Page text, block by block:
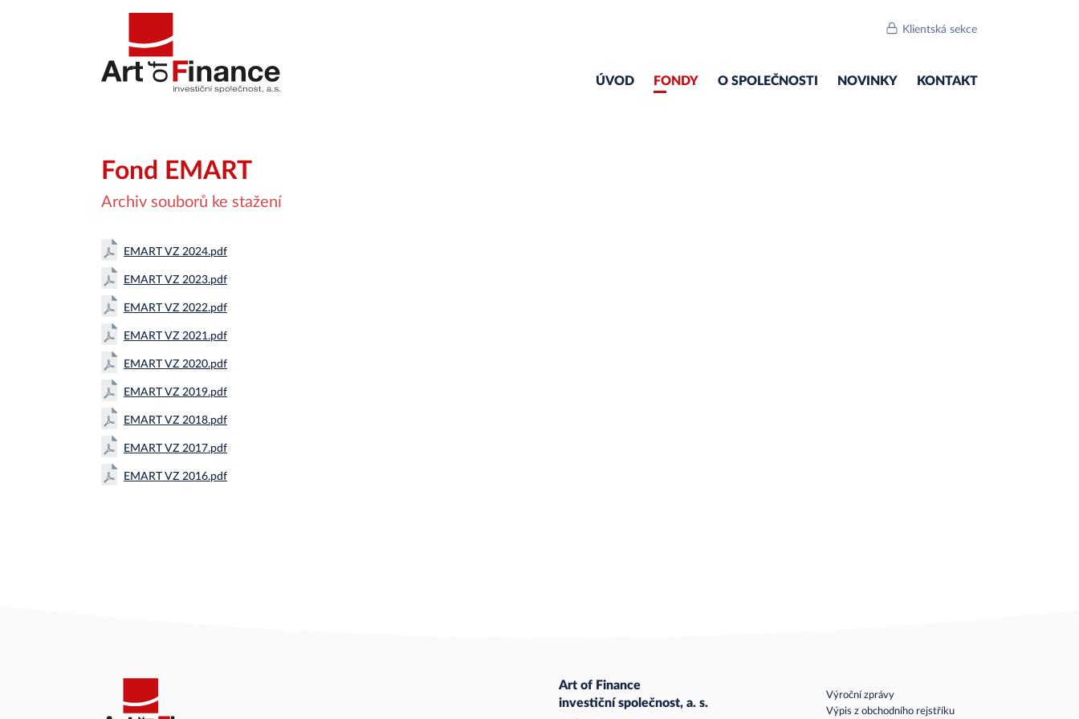
Klientská sekce
ÚVOD FONDY O SPOLEČNOSTI NOVINKY KONTAKT
Fond EMART
Archiv souborů ke stažení
EMART VZ 2024.pdf
EMART VZ 2023.pdf
EMART VZ 2022.pdf
EMART VZ 2021.pdf
EMART VZ 2020.pdf
EMART VZ 2019.pdf
EMART VZ 2018.pdf
EMART VZ 2017.pdf
EMART VZ 2016.pdf
Art of Finance
investiční společnost, a. s.
Výroční zprávy
Výpis z obchodního rejstříku